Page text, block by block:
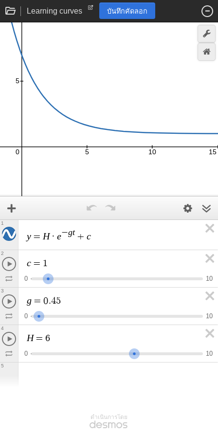
Learning curves บันทึกคัดลอก
y = H · e−gt + c
1
c = 1
0 10
2
g = 0.45
0 10
3
H = 6
0 10
4
5
ดำเนินการโดย